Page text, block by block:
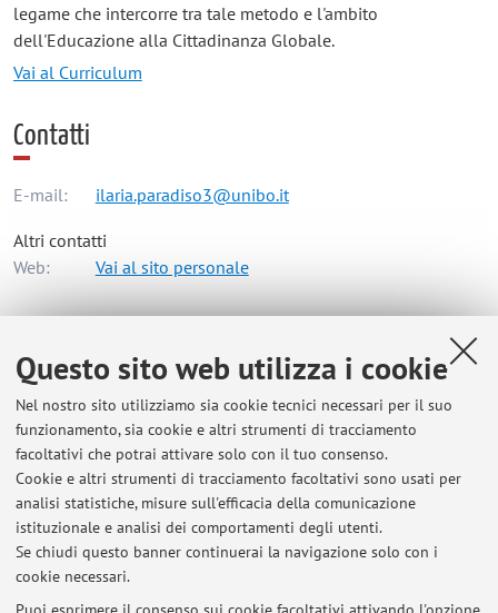
Questo sito web utilizza i cookie
Nel nostro sito utilizziamo sia cookie tecnici necessari per il suo
funzionamento, sia cookie e altri strumenti di tracciamento
facoltativi che potrai attivare solo con il tuo consenso.
Cookie e altri strumenti di tracciamento facoltativi sono usati per
analisi statistiche, misure sull'efficacia della comunicazione
istituzionale e analisi dei comportamenti degli utenti.
Se chiudi questo banner continuerai la navigazione solo con i
cookie necessari.
legame che intercorre tra tale metodo e l'ambito
dell'Educazione alla Cittadinanza Globale.
Vai al Curriculum
Contatti
E-mail: ilaria.paradiso3@unibo.it
Altri contatti
Web:
Vai al sito personale
Dipartimento di Scienze Dell'Educazione "Giovanni
Maria Bertin"
Via Filippo Re 6, Bologna -Vai alla mappa
Risorse in rete
ORCID